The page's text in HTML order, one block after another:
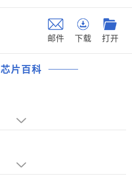
邮件 下载 打开
芯片百科